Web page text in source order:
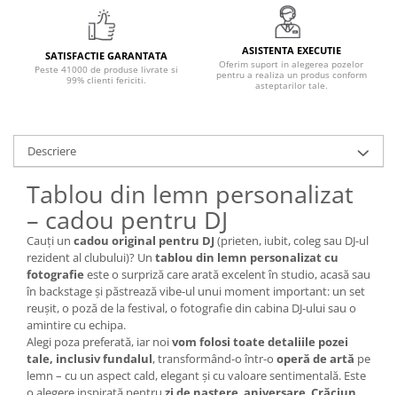
SATISFACTIE GARANTATA
Peste 41000 de produse livrate si
99% clienti fericiti.
ASISTENTA EXECUTIE
Oferim suport in alegerea pozelor
pentru a realiza un produs conform
asteptarilor tale.
Descriere
Tablou din lemn personalizat
– cadou pentru DJ
Cauți un cadou original pentru DJ (prieten, iubit, coleg sau DJ-ul
rezident al clubului)? Un tablou din lemn personalizat cu
fotografie este o surpriză care arată excelent în studio, acasă sau
în backstage și păstrează vibe-ul unui moment important: un set
reușit, o poză de la festival, o fotografie din cabina DJ-ului sau o
amintire cu echipa.
Alegi poza preferată, iar noivom folosi toate detaliile pozei
tale, inclusiv fundalul, transformând-o într-o operă de artă pe
lemn – cu un aspect cald, elegant și cu valoare sentimentală. Este